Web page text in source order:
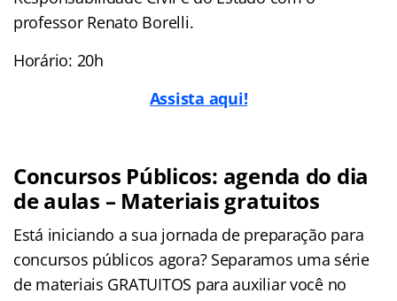
professor Renato Borelli.
Horário: 20h
Assista aqui!
Concursos Públicos: agenda do dia
de aulas – Materiais gratuitos
Está iniciando a sua jornada de preparação para
concursos públicos agora? Separamos uma série
de materiais GRATUITOS para auxiliar você no